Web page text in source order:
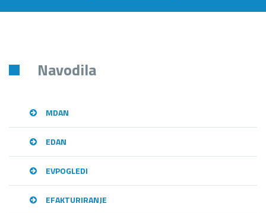
Navodila
MDAN
EDAN
EVPOGLEDI
EFAKTURIRANJE